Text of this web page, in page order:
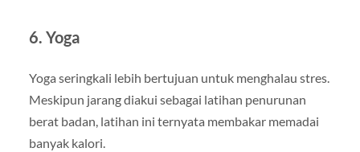
6. Yoga
Yoga seringkali lebih bertujuan untuk menghalau stres.
Meskipun jarang diakui sebagai latihan penurunan
berat badan, latihan ini ternyata membakar memadai
banyak kalori.